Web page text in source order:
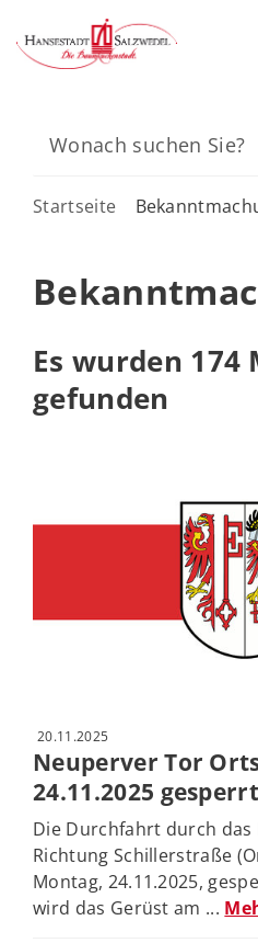
Startseite
Es wurden
gefunden
20.11.2025
Neuperver Tor
24.11.2025 gesperrt
Die Durchfahrt durch
Richtung Schillerstraße
Montag, 24.11.2025,
wird das Gerüst am ...